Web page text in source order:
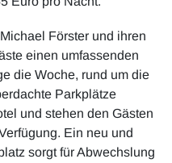
Förster und ihren
einen umfassenden
die Woche, rund um die
Parkplätze
und stehen den Gästen
Ein neu und
sorgt für Abwechslung